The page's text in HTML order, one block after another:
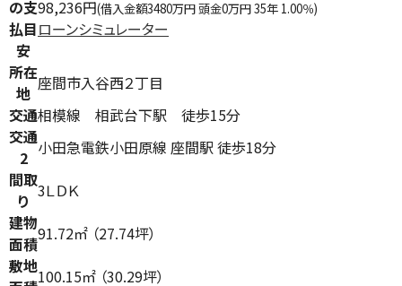
の支
払目
安
98,236円(借入金額3480万円 頭金0万円 35年 1.00％)
ローンシミュレーター
所在
地 座間市入谷西２丁目
交通相模線 相武台下駅 徒歩15分
交通
2 小田急電鉄小田原線 座間駅 徒歩18分
間取
り 3ＬＤＫ
建物
面積91.72㎡ （27.74坪）
敷地100.15㎡ （30.29坪）